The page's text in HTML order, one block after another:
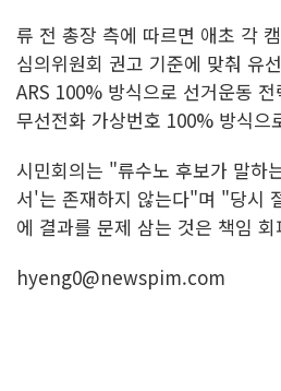
류 전 총장 측에 따르면 애초 각
심의위원회 권고 기준에 맞춰 유
ARS 100% 방식으로 선거운동
무선전화 가상번호 100% 방식으
시민회의는 "류수노 후보가 말하
서'는 존재하지 않는다"며 "당시
에 결과를 문제 삼는 것은 책임
hyeng0@newspim.com